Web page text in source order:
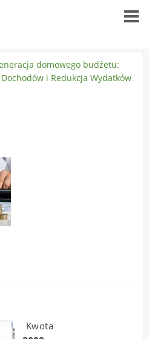
domowego budżetu:
i Redukcja Wydatków